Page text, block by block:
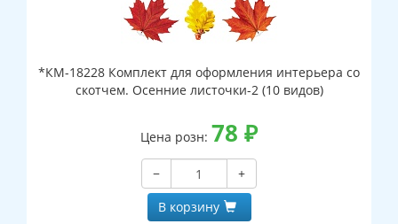
*КМ-18228 Комплект для оформления интерьера со
скотчем. Осенние листочки-2 (10 видов)
Цена розн: 78 ₽
−
+
В корзину